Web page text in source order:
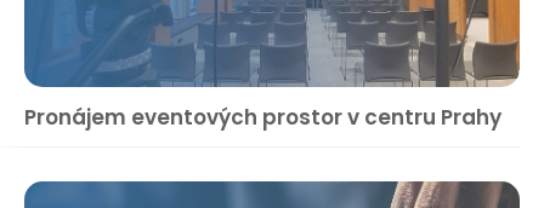
Pronájem eventových prostor v centru Prahy